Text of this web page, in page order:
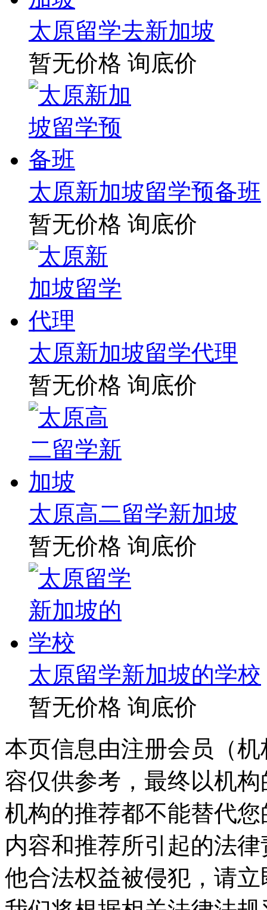
太原留学去新加坡
暂无价格 询底价
太原新加坡留学预备班
暂无价格 询底价
太原新加坡留学代理
暂无价格 询底价
太原高二留学新加坡
暂无价格 询底价
太原留学新加坡的学校
暂无价格 询底价
本页信息由注册会员（
容仅供参考，最终以机
机构的推荐都不能替代
内容和推荐所引起的法
他合法权益被侵犯，请